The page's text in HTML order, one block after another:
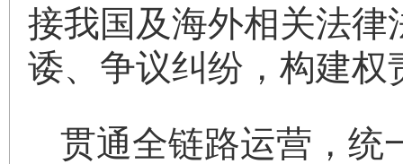
接我国及海外相关法
诿、争议纠纷，构建
贯通全链路运营，统